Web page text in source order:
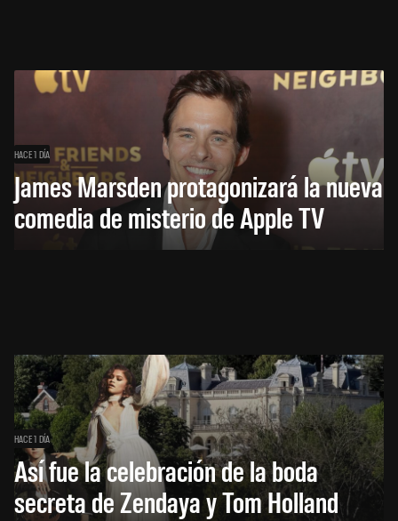
HACE 1 DÍA
James Marsden protagonizará la nueva
comedia de misterio de Apple TV
HACE 1 DÍA
Así fue la celebración de la boda
secreta de Zendaya y Tom Holland